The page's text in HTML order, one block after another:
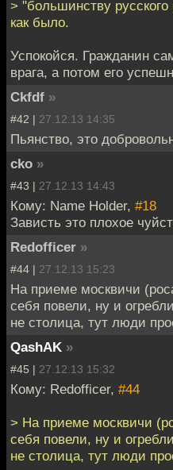
> "большинству
как было.
Успокойся. Гражданин
врага, а потом его
Ckfdf »
#42 | 27.12.13 14:35
Пьянство, это
cko »
#43 | 27.12.13 14:43
Кому: Name Holder, #18
Зависть это плохое
Redofficer »
#44 | 27.12.13 15:23
На приеме москвичи
себя повели, ну и
не столица, тут люди
QashAK »
#45 | 27.12.13 15:32
Кому: Redofficer, #44
> На приеме москвичи
себя повели, ну и
не столица, тут люди